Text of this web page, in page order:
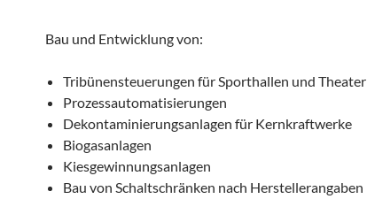
Bau und Entwicklung von:
Tribünensteuerungen für Sporthallen und Theater
Prozessautomatisierungen
Dekontaminierungsanlagen für Kernkraftwerke
Biogasanlagen
Kiesgewinnungsanlagen
Bau von Schaltschränken nach Herstellerangaben